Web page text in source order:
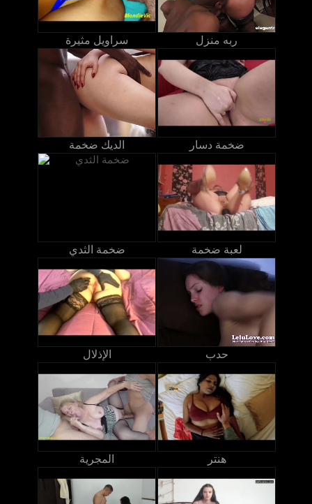
سراويل مثيرة ربه منزل
الديك ضخمة ضخمة دسار
ضخمة الثدي لعبة ضخمة
الإذلال حدب
المجرية هنتر